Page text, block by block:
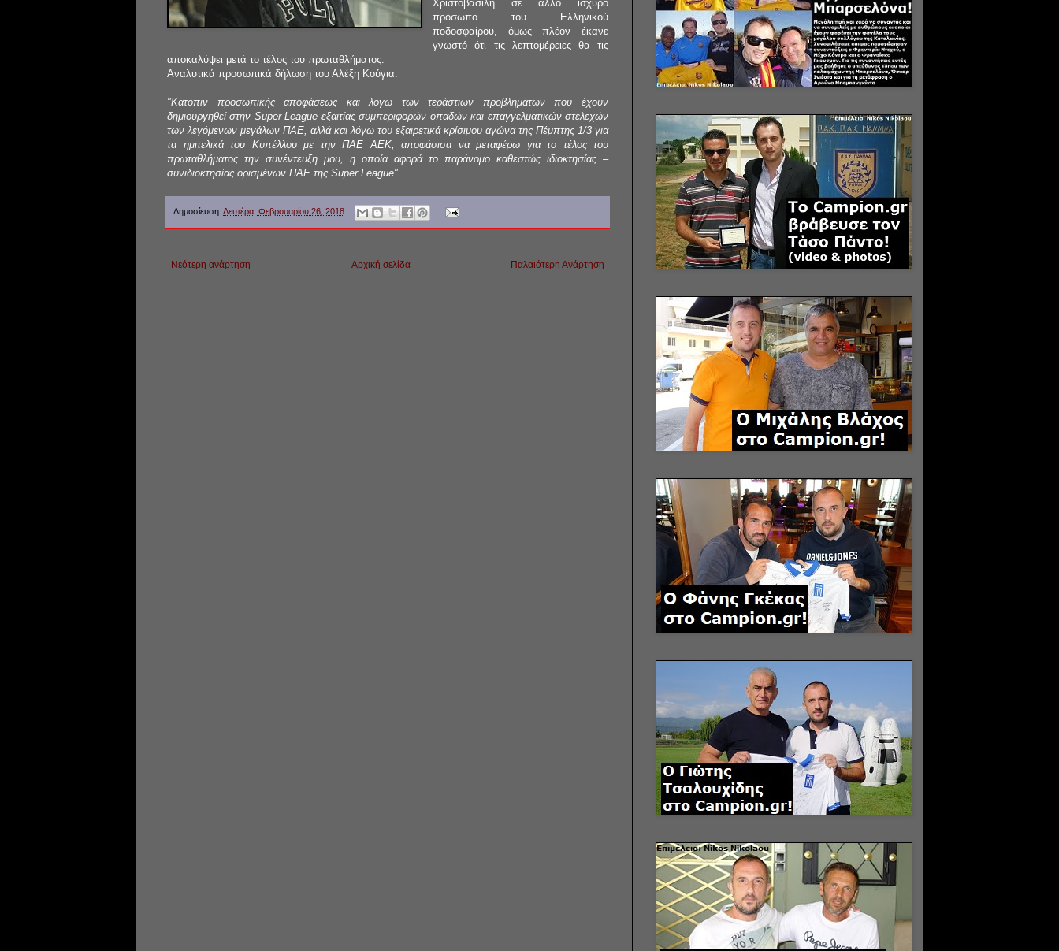
Χριστοβασίλη σε άλλο ισχυρό
πρόσωπο του Ελληνικού
ποδοσφαίρου, όμως πλέον έκανε
γνωστό ότι τις λεπτομέρειες θα τις
αποκαλύψει μετά το τέλος του πρωταθλήματος.
Αναλυτικά προσωπικά δήλωση του Αλέξη Κούγια:
"Κατόπιν προσωπικής αποφάσεως και λόγω των τεράστιων προβλημάτων που έχουν
δημιουργηθεί στην Super League εξαιτίας συμπεριφορών οπαδών και επαγγελματικών στελεχών
των λεγόμενων μεγάλων ΠΑΕ, αλλά και λόγω του εξαιρετικά κρίσιμου αγώνα της Πέμπτης 1/3 για
τα ημιτελικά του Κυπέλλου με την ΠΑΕ ΑΕΚ, αποφάσισα να μεταφέρω για το τέλος του
πρωταθλήματος την συνέντευξη μου, η οποία αφορά το παράνομο καθεστώς ιδιοκτησίας –
συνιδιοκτησίας ορισμένων ΠΑΕ της Super League".
Δημοσίευση: Δευτέρα, Φεβρουαρίου 26, 2018
Νεότερη ανάρτηση Παλαιότερη Ανάρτηση
Αρχική σελίδα